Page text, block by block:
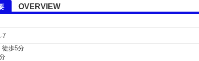
OVERVIEW
7
徒歩5分